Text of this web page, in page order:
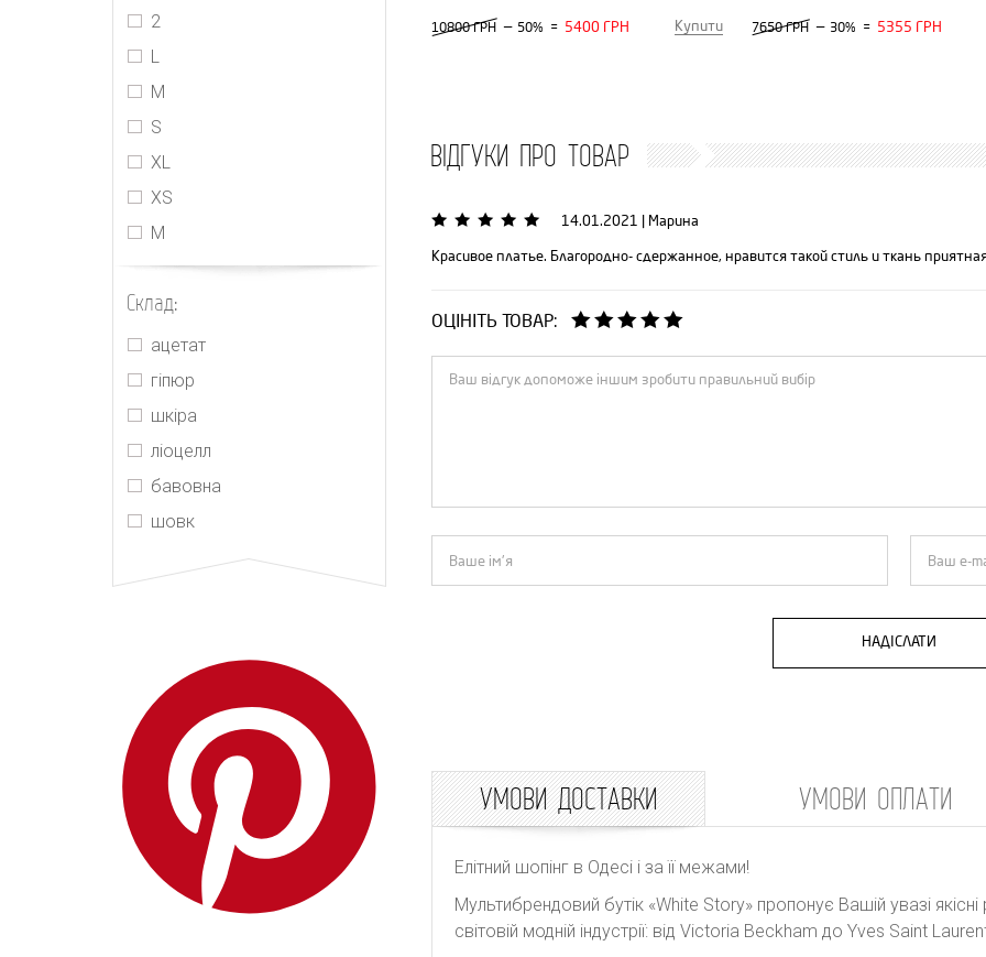
CHNL
Elie Tahari
Gucci
Houseofcb
Innika Choo
Isabel Marant
Jacquemus
Joslin
Orseund Iris
Realisation
Redpolaris
Reformation
REMAIN Birger
Christensen
Rick Owens
Rixo
Rodarte
2
L
M
S
XL
XS
М
Склад:
ацетат
гіпюр
шкіра
ліоцелл
бавовна
шовк
10800 ГРН — 50% = 5400 ГРН Купити 7650 ГРН — 30% = 5355 ГРН
ВІДГУКИ ПРО ТОВАР
14.01.2021 Марина
Красивое платье. Благородно- сдержанное, нравится такой стиль и ткань
ОЦІНІТЬ ТОВАР:
НАДІСЛАТИ
УМОВИ ДОСТАВКИ УМОВИ ОПЛАТИ
Елітний шопінг в Одесі і за її межами!
Мультибрендовий бутік «White Story» пропонує Вашій увазі якісні
світовій модній індустрії: від Victoria Beckham до Yves Saint